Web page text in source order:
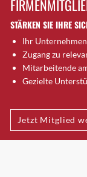
Brütten
Bubendorf
Bubikon
Buchs (SG)
Burgdorf
Bülach
Cazis
Cham
STÄRKEN SIE IHRE
Ihr
Zugang zu
Mitarbeitende
Gezielte
Jetzt Mitglied